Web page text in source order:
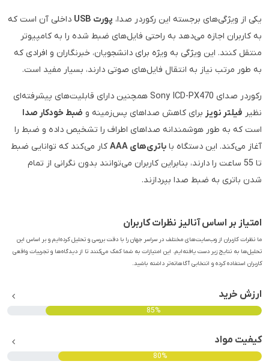
یکی از ویژگی‌های برجسته این رکوردر صدا، پورت USB
داخلی آن است که
به کاربران اجازه می‌دهد به راحتی فایل‌های ضبط شده را به کامپیوتر
منتقل کنند. این ویژگی به ویژه برای دانشجویان، خبرنگاران و افرادی که
به طور مرتب نیاز به انتقال فایل‌های صوتی دارند، بسیار مفید است.
رکوردر صدای Sony ICD-PX470 همچنین دارای قابلیت‌های پیشرفته‌ای
نظیر فیلتر نویز برای کاهش صداهای پس‌زمینه و ضبط خودکار صدا
است که به طور هوشمندانه صداهای اطراف را تشخیص داده و ضبط را
آغاز می‌کند. این دستگاه با باتری‌های AAA
کار می‌کند که توانایی ضبط
تا 55 ساعت را دارند، بنابراین کاربران می‌توانند بدون نگرانی از تمام
شدن باتری به ضبط صدا بپردازند.
امتیاز بر اساس آنالیز نظرات کاربران
ما نظرات کاربران از وب‌سایت‌های مختلف در سراسر جهان را با دقت بررسی و تحلیل کرده‌ایم و بر اساس این
تحلیل‌ها به نتایج زیر دست یافته‌ایم. این امتیازات به شما کمک می‌کنند تا از دیدگاه‌ها و تجربیات واقعی
کاربران استفاده کرده و انتخابی آگاهانه‌تر داشته باشید.
ارزش خرید
85%
کیفیت مواد
80%